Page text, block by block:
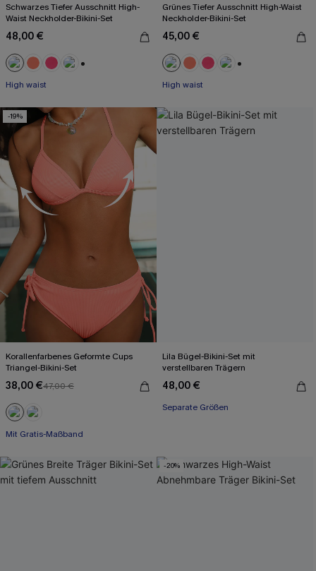
Schwarzes Tiefer Ausschnitt High-
Waist Neckholder-Bikini-Set
48,00 €
High waist
Grünes Tiefer Ausschnitt High-Waist
Neckholder-Bikini-Set
45,00 €
High waist
-19%
Korallenfarbenes Geformte Cups
Triangel-Bikini-Set
38,00 €47,00 €
Mit Gratis-Maßband
Lila Bügel-Bikini-Set mit
verstellbaren Trägern
48,00 €
Separate Größen
-20%